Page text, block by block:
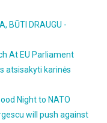
BŪTI DRAUGU -
At EU Parliament
atsisakyti karinės
Night to NATO
will push against